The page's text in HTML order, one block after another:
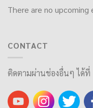
There are no
CONTACT
ติดตามผ่านช่องอื่นๆ ได้ที่